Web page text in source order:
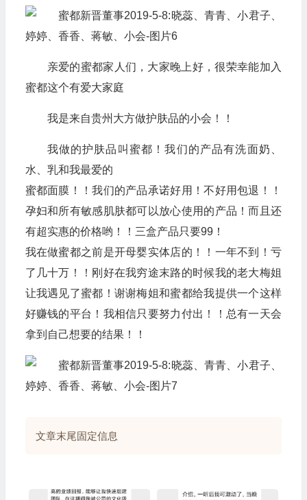
亲爱的蜜都家人们，大家晚上好，很荣幸能加入
蜜都这个有爱大家庭
我是来自贵州大方做护肤品的小会！！
我做的护肤品叫蜜都！我们的产品有洗面奶、
水、乳和我最爱的
蜜都面膜！！我们的产品承诺好用！不好用包退！！
孕妇和所有敏感肌肤都可以放心使用的产品！而且还
有超实惠的价格哟！！三盒产品只要99！
我在做蜜都之前是开母婴实体店的！！一年不到！亏
了几十万！！刚好在我穷途末路的时候我的老大梅姐
让我遇见了蜜都！谢谢梅姐和蜜都给我提供一个这样
好赚钱的平台！我相信只要努力付出！！总有一天会
拿到自己想要的结果！！
文章末尾固定信息